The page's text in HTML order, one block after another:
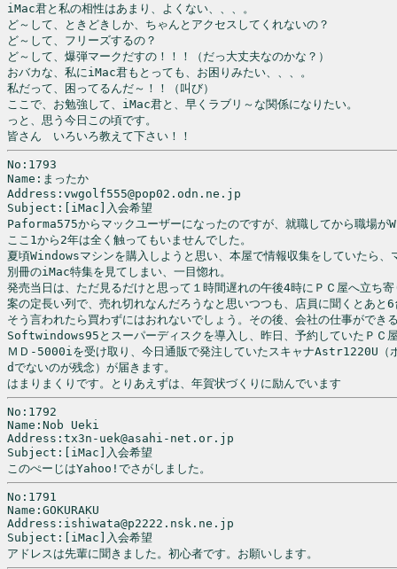
iMac君と私の相性はあまり、よくない、、、。
ど～して、ときどきしか、ちゃんとアクセスしてくれないの？
ど～して、フリーズするの？
ど～して、爆弾マークだすの！！！（だっ大丈夫なのかな？）
おバカな、私にiMac君もとっても、お困りみたい、、、。
私だって、困ってるんだ～！！（叫び）
ここで、お勉強して、iMac君と、早くラブリ～な関係になりたい。
っと、思う今日この頃です。
皆さん　いろいろ教えて下さい！！
No:1793
Name:まったか
Address:vwgolf555@pop02.odn.ne.jp
Subject:[iMac]入会希望
Paforma575からマックユーザーになったのですが、就職してから職場が
ここ1から2年は全く触ってもいませんでした。
夏頃Windowsマシンを購入しようと思い、本屋で情報収集をしていたら、
別冊のiMac特集を見てしまい、一目惚れ。
発売当日は、ただ見るだけと思って１時間遅れの午後4時にＰＣ屋へ立ち
案の定長い列で、売れ切れなんだろうなと思いつつも、店員に聞くとあと
そう言われたら買わずにはおれないでしょう。その後、会社の仕事ができ
Softwindows95とスーパーディスクを導入し、昨日、予約していたＰＣ
ＭＤ-5000iを受け取り、今日通販で発注していたスキャナAstr1220U（
dでないのが残念）が届きます。
はまりまくりです。とりあえずは、年賀状づくりに励んでいます
No:1792
Name:Nob Ueki
Address:tx3n-uek@asahi-net.or.jp
Subject:[iMac]入会希望
このぺーじはYahoo!でさがしました。
No:1791
Name:GOKURAKU
Address:ishiwata@p2222.nsk.ne.jp
Subject:[iMac]入会希望